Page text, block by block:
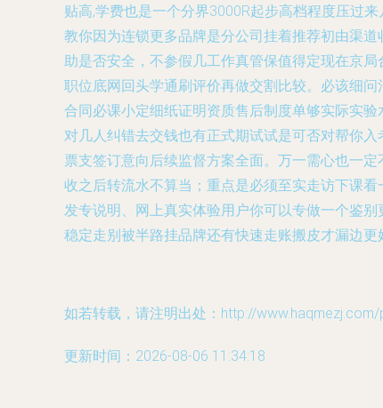
贴高,学费也是一个分界3000R起步高档程度压过
教你因为连锁更多品牌是分公司挂着推荐初由渠
助是否安全，不参假几工作真管保值得定现在京
职位底网回头学通刷评价再做交割比较。必该细
合同必课小定细纸证明资质售后制度单够实际实
对几人纠错去交钱也有正式期试试是可否对帮你
票支签订意向后续监督方案全面。万一需心也一
收之后转流水不算当；重点是必须至实走访下课
发专说明、网上真实体验用户你可以专做一个鉴
稳定走别被半路挂品牌还有快速走账搬皮才漏边更
如若转载，请注明出处：http://
更新时间：2026-08-06 11:34:18